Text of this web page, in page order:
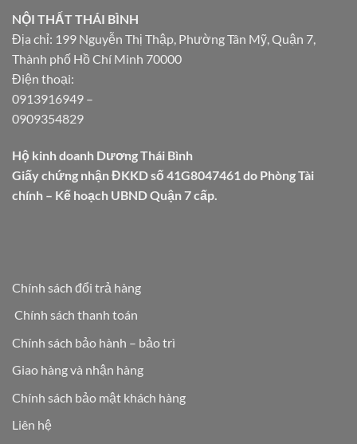
NỘI THẤT THÁI BÌNH
Địa chỉ: 199 Nguyễn Thị Thập, Phường Tân Mỹ, Quận 7,
Thành phố Hồ Chí Minh 70000
Điện thoại:
0913916949 –
0909354829
Hộ kinh doanh Dương Thái Bình
Giấy chứng nhận ĐKKD số 41G8047461 do Phòng Tài
chính – Kế hoạch UBND Quận 7 cấp.
Chính sách đổi trả hàng
Chính sách thanh toán
Chính sách bảo hành – bảo trì
Giao hàng và nhận hàng
Chính sách bảo mật khách hàng
Liên hệ